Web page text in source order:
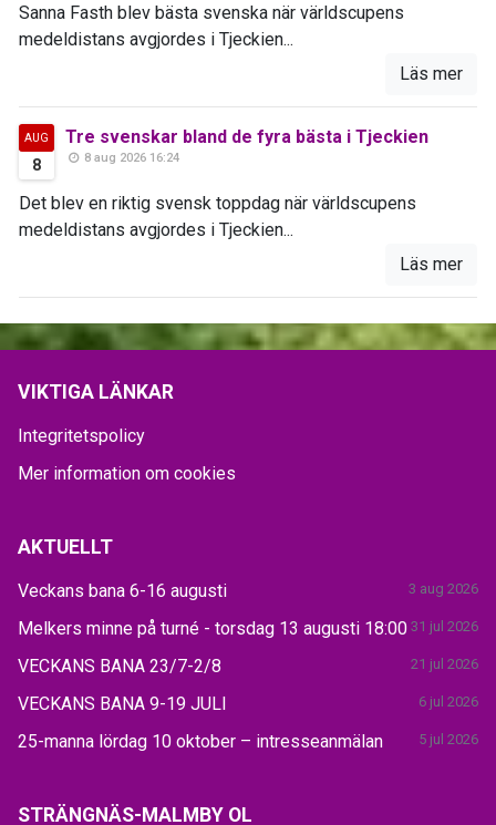
Sanna Fasth blev bästa svenska när världscupens
medeldistans avgjordes i Tjeckien...
Läs mer
AUG
8
Tre svenskar bland de fyra bästa i Tjeckien
8 aug 2026 16:24
Det blev en riktig svensk toppdag när världscupens
medeldistans avgjordes i Tjeckien...
Läs mer
VIKTIGA LÄNKAR
Integritetspolicy
Mer information om cookies
AKTUELLT
Veckans bana 6-16 augusti 3 aug 2026
Melkers minne på turné - torsdag 13 augusti 18:00 31 jul 2026
VECKANS BANA 23/7-2/8 21 jul 2026
VECKANS BANA 9-19 JULI 6 jul 2026
25-manna lördag 10 oktober – intresseanmälan 5 jul 2026
STRÄNGNÄS-MALMBY OL